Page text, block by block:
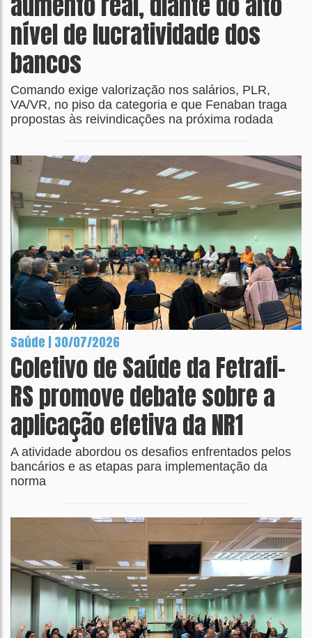
nível de lucratividade dos
bancos
Comando exige valorização nos salários, PLR,
VA/VR, no piso da categoria e que Fenaban traga
propostas às reivindicações na próxima rodada
Saúde | 30/07/2026
Coletivo de Saúde da Fetrafi-
RS promove debate sobre a
aplicação efetiva da NR1
A atividade abordou os desafios enfrentados pelos
bancários e as etapas para implementação da
norma